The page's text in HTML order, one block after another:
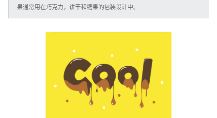
果通常用在巧克力，饼干和糖果的包装设计中。